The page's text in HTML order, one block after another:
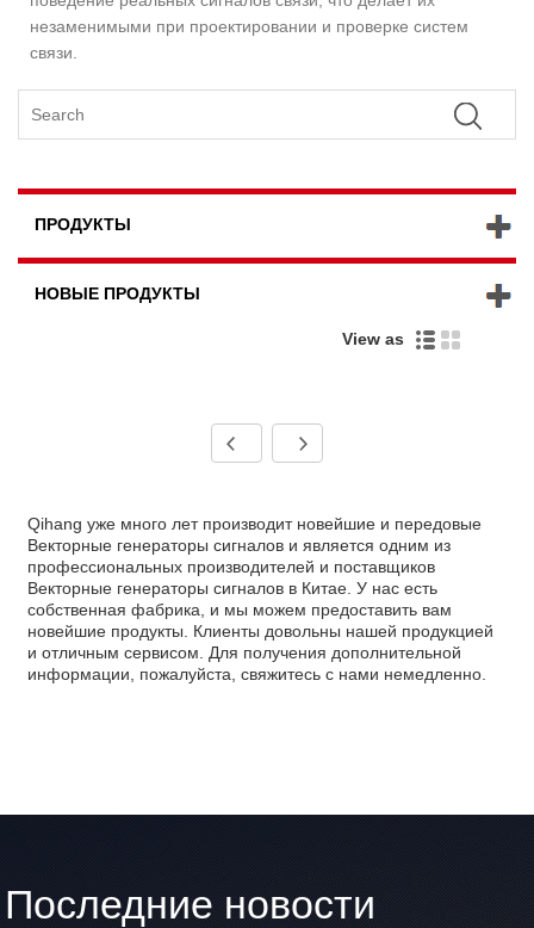
незаменимыми при проектировании и проверке систем
связи.
ПРОДУКТЫ
НОВЫЕ ПРОДУКТЫ
View as
Qihang уже много лет производит новейшие и передовые
Векторные генераторы сигналов и является одним из
профессиональных производителей и поставщиков
Векторные генераторы сигналов в Китае. У нас есть
собственная фабрика, и мы можем предоставить вам
новейшие продукты. Клиенты довольны нашей продукцией
и отличным сервисом. Для получения дополнительной
информации, пожалуйста, свяжитесь с нами немедленно.
Последние новости